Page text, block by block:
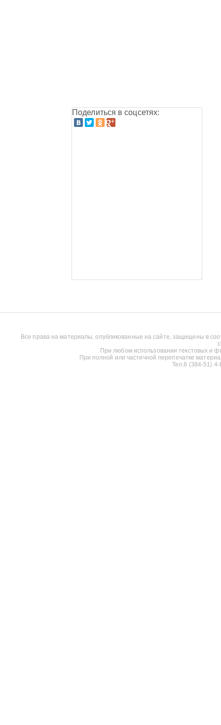
Поделиться в соцсетях:
Все права на материалы, опубликованные на сайте, защищены в
При любом использовании текстовых и
При полной или частичной перепечатке
Тел.8 (384-51)